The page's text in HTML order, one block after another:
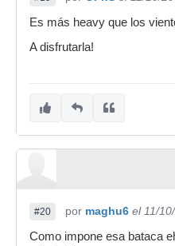
Es más heavy que los
A disfrutarla!
#20 por maghu6 el 11/
Como impone esa bataca